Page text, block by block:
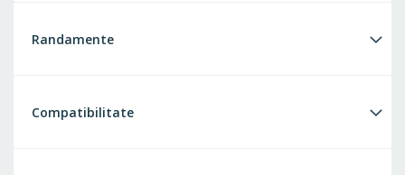
Randamente
Compatibilitate